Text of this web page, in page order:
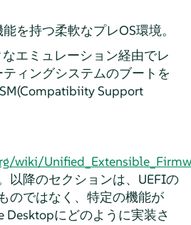
を持つ柔軟なプレOS環境。
エミュレーション経由でレ
ィングシステムのブートを
Support
wiki/
以降のセクションは、UEFIの
のではなく、特定の機能が
Desktopにどのように実装さ